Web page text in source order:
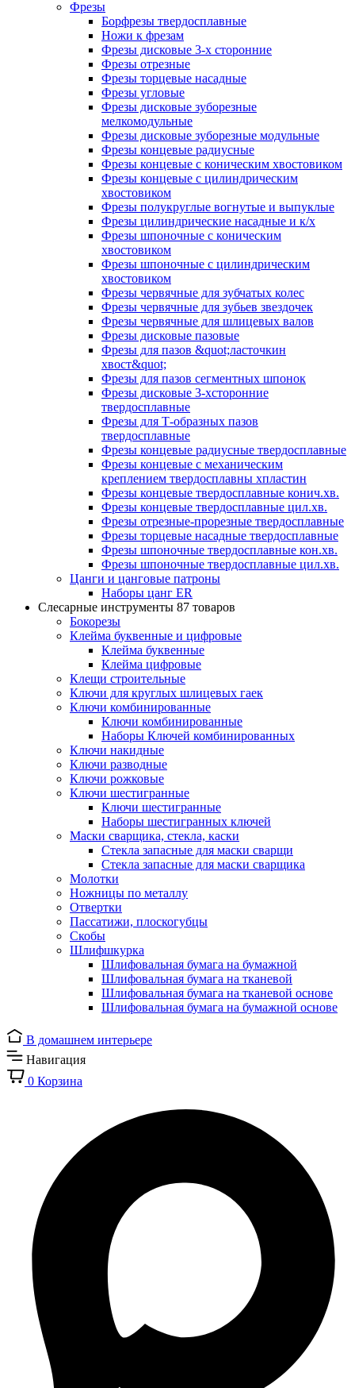
Фрезы
Борфрезы твердосплавные
Ножи к фрезам
Фрезы дисковые 3-х сторонние
Фрезы отрезные
Фрезы торцевые насадные
Фрезы угловые
Фрезы дисковые зуборезные
мелкомодульные
Фрезы дисковые зуборезные модульные
Фрезы концевые радиусные
Фрезы концевые с коническим хвостовиком
Фрезы концевые с цилиндрическим
хвостовиком
Фрезы полукруглые вогнутые и выпуклые
Фрезы цилиндрические насадные и к/х
Фрезы шпоночные с коническим
хвостовиком
Фрезы шпоночные с цилиндрическим
хвостовиком
Фрезы червячные для зубчатых колес
Фрезы червячные для зубьев звездочек
Фрезы червячные для шлицевых валов
Фрезы дисковые пазовые
Фрезы для пазов &quot;ласточкин
хвост&quot;
Фрезы для пазов сегментных шпонок
Фрезы дисковые 3-хсторонние
твердосплавные
Фрезы для Т-образных пазов
твердосплавные
Фрезы концевые радиусные твердосплавные
Фрезы концевые с механическим
креплением твердосплавны хпластин
Фрезы концевые твердосплавные конич.хв.
Фрезы концевые твердосплавные цил.хв.
Фрезы отрезные-прорезные твердосплавные
Фрезы торцевые насадные твердосплавные
Фрезы шпоночные твердосплавные кон.хв.
Фрезы шпоночные твердосплавные цил.хв.
Цанги и цанговые патроны
Наборы цанг ER
Слесарные инструменты 87 товаров
Бокорезы
Клейма буквенные и цифровые
Клейма буквенные
Клейма цифровые
Клещи строительные
Ключи для круглых шлицевых гаек
Ключи комбинированные
Ключи комбинированные
Наборы Ключей комбинированных
Ключи накидные
Ключи разводные
Ключи рожковые
Ключи шестигранные
Ключи шестигранные
Наборы шестигранных ключей
Маски сварщика, стекла, каски
Стекла запасные для маски сварщи
Стекла запасные для маски сварщика
Молотки
Ножницы по металлу
Отвертки
Пассатижи, плоскогубцы
Скобы
Шлифшкурка
Шлифовальная бумага на бумажной
Шлифовальная бумага на тканевой
Шлифовальная бумага на тканевой основе
Шлифовальная бумага на бумажной основе
В домашнем интерьере
Навигация
0 Корзина